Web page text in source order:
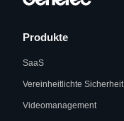
Produkte
SaaS
Vereinheitlichte Sicherheit
Videomanagement